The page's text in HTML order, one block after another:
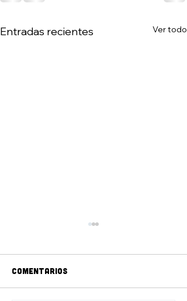
Entradas recientes Ver todo
Comentarios